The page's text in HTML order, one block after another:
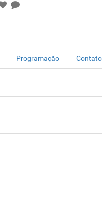
Programação Contato